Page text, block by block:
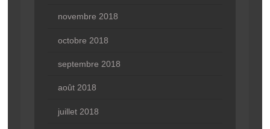
novembre 2018
octobre 2018
septembre 2018
août 2018
juillet 2018